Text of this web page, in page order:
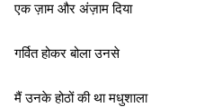
एक ज़ाम और अंज़ाम दिया
गर्वित होकर बोला उनसे
मैं उनके होठों की था मधुशाला